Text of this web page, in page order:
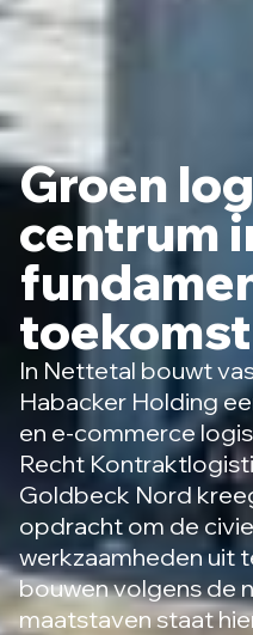
Groen
centrum
toekomst
In Nettetal bouwt
Habacker Holding
en e-commerce
Recht
Goldbeck Nord
opdracht om de
werkzaamheden uit
bouwen volgens de
maatstaven staat